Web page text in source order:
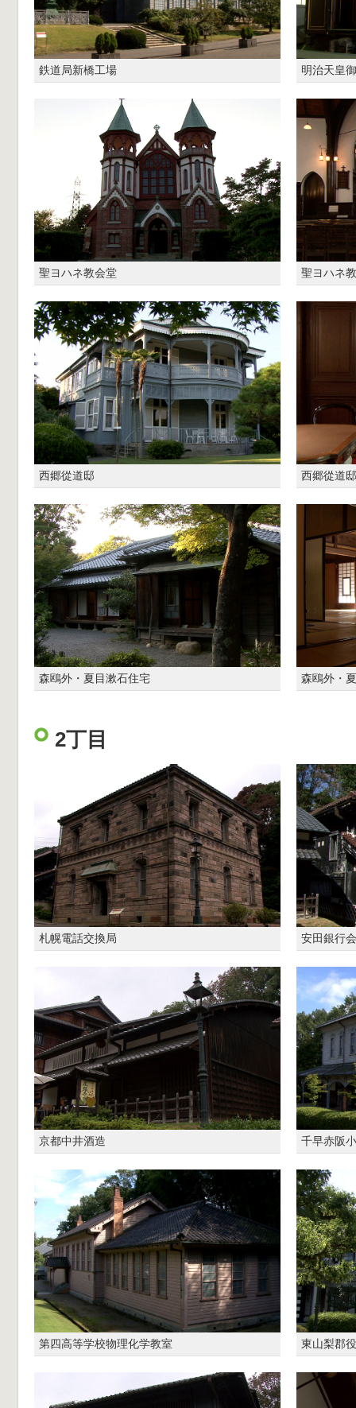
鉄道局新橋工場 明治天皇
聖ヨハネ教会堂 聖ヨハネ
西郷從道邸 西郷從道邸
森鴎外・夏目漱石住宅 森鴎外・
2丁目
札幌電話交換局 安田銀行
京都中井酒造 千早赤阪
第四高等学校物理化学教室 東山梨郡